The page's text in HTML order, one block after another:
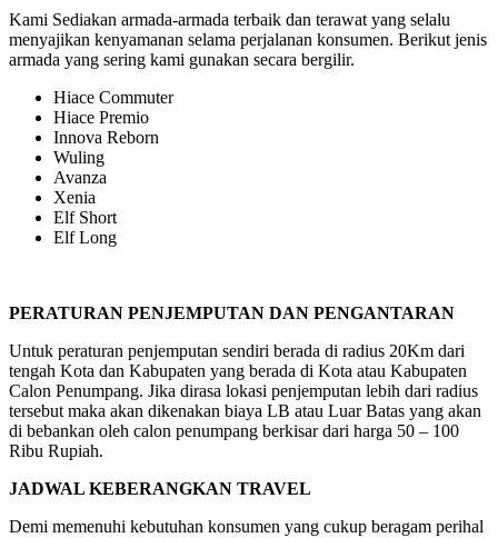
Kami Sediakan armada-armada terbaik dan terawat yang selalu
menyajikan kenyamanan selama perjalanan konsumen. Berikut jenis
armada yang sering kami gunakan secara bergilir.
Hiace Commuter
Hiace Premio
Innova Reborn
Wuling
Avanza
Xenia
Elf Short
Elf Long
PERATURAN PENJEMPUTAN DAN PENGANTARAN
Untuk peraturan penjemputan sendiri berada di radius 20Km dari
tengah Kota dan Kabupaten yang berada di Kota atau Kabupaten
Calon Penumpang. Jika dirasa lokasi penjemputan lebih dari radius
tersebut maka akan dikenakan biaya LB atau Luar Batas yang akan
di bebankan oleh calon penumpang berkisar dari harga 50 – 100
Ribu Rupiah.
JADWAL KEBERANGKAN TRAVEL
Demi memenuhi kebutuhan konsumen yang cukup beragam perihal